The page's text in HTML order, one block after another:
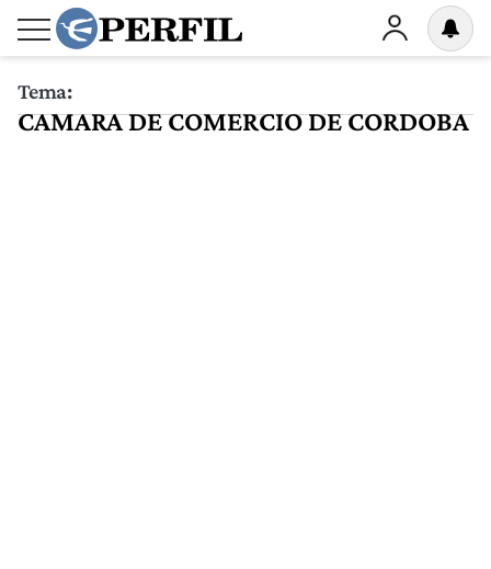
Tema:
CAMARA DE COMERCIO DE CORDOBA